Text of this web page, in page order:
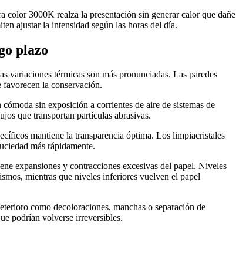
3000K realza la presentación sin generar calor que dañe
ajustar la intensidad según las horas del día.
plazo
variaciones térmicas son más pronunciadas. Las paredes
favorecen la conservación.
sin exposición a corrientes de aire de sistemas de
que transportan partículas abrasivas.
mantiene la transparencia óptima. Los limpiacristales
más rápidamente.
expansiones y contracciones excesivas del papel. Niveles
mientras que niveles inferiores vuelven el papel
como decoloraciones, manchas o separación de
podrían volverse irreversibles.